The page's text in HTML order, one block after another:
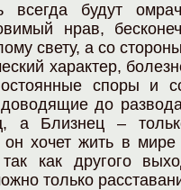
всегда будут
нрав,
свету, а со
характер,
споры и
до
а Близнец –
хочет жить в
как другого
только